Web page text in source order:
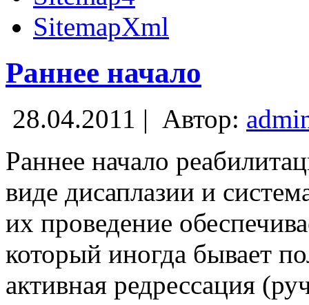
SitemapXml
Раннее начало
28.04.2011 | Автор:
Раннее начало
виде дисаплазии и
их проведение
который иногда бывает
активная редрессация